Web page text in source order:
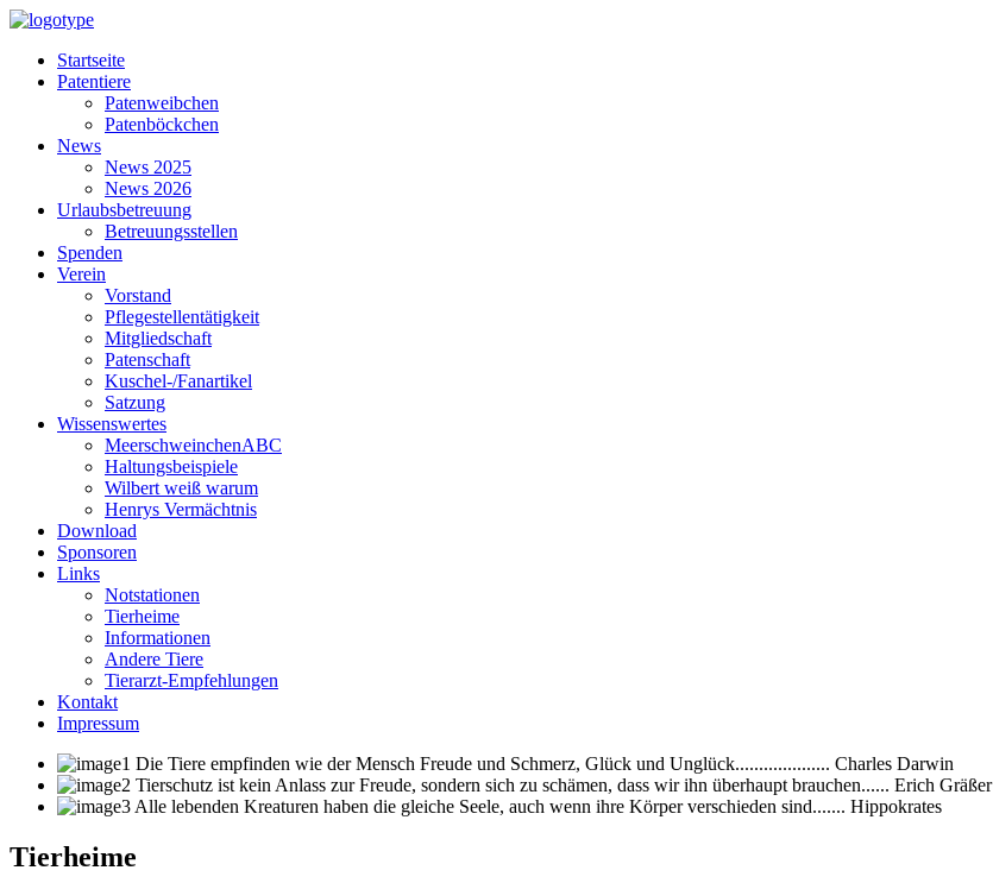
Startseite
Patentiere
Patenweibchen
Patenböckchen
News
News 2025
News 2026
Urlaubsbetreuung
Betreuungsstellen
Spenden
Verein
Vorstand
Pflegestellentätigkeit
Mitgliedschaft
Patenschaft
Kuschel-/Fanartikel
Satzung
Wissenswertes
MeerschweinchenABC
Haltungsbeispiele
Wilbert weiß warum
Henrys Vermächtnis
Download
Sponsoren
Links
Notstationen
Tierheime
Informationen
Andere Tiere
Tierarzt-Empfehlungen
Kontakt
Impressum
Die Tiere empfinden wie der Mensch Freude und Schmerz, Glück und Unglück.................... Charles Darwin
Tierschutz ist kein Anlass zur Freude, sondern sich zu schämen, dass wir ihn überhaupt brauchen...... Erich Gräßer
Alle lebenden Kreaturen haben die gleiche Seele, auch wenn ihre Körper verschieden sind....... Hippokrates
Tierheime